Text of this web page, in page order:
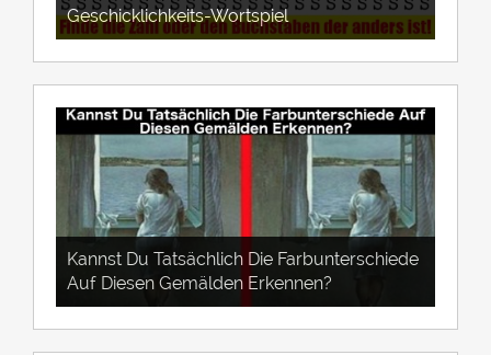
Geschicklichkeits-Wortspiel
Kannst Du Tatsächlich Die Farbunterschiede
Auf Diesen Gemälden Erkennen?